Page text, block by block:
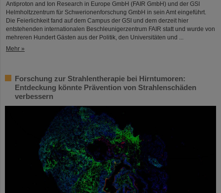
Antiproton and Ion Research in Europe GmbH (FAIR GmbH) und der GSI
Helmholtzzentrum für Schwerionenforschung GmbH in sein Amt eingeführt.
Die Feierlichkeit fand auf dem Campus der GSI und dem derzeit hier
entstehenden internationalen Beschleunigerzentrum FAIR statt und wurde von
mehreren Hundert Gästen aus der Politik, den Universitäten und ...
Mehr »
Forschung zur Strahlentherapie bei Hirntumoren:
Entdeckung könnte Prävention von Strahlenschäden
verbessern